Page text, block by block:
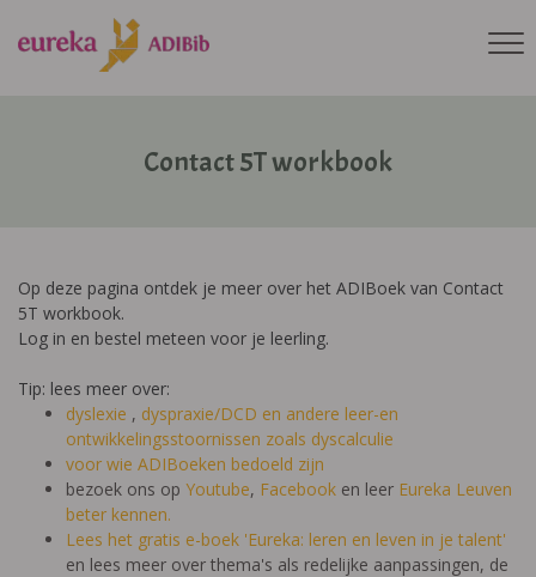
Contact 5T workbook
Op deze pagina ontdek je meer over het ADIBoek van Contact
5T workbook.
Log in en bestel meteen voor je leerling.
Tip: lees meer over:
dyslexie , dyspraxie/DCD en andere leer-en
ontwikkelingsstoornissen zoals dyscalculie
voor wie ADIBoeken bedoeld zijn
bezoek ons op Youtube, Facebook en leer Eureka Leuven
beter kennen.
Lees het gratis e-boek 'Eureka: leren en leven in je talent'
en lees meer over thema's als redelijke aanpassingen, de